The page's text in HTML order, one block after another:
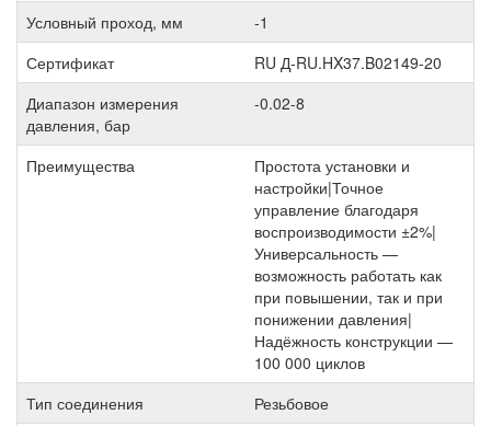
Условный проход, мм
-1
Сертификат
RU Д-RU.HX37.B02149-20
Диапазон измерения
давления, бар
-0.02-8
Преимущества
Простота установки и
настройки|Точное
управление благодаря
воспроизводимости ±2%|
Универсальность —
возможность работать как
при повышении, так и при
понижении давления|
Надёжность конструкции —
100 000 циклов
Тип соединения
Резьбовое